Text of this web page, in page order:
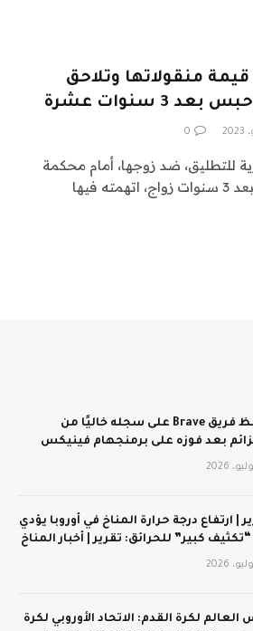
منقولاتها وتلاحق
0
ضد زوجها، أمام محكمة
الأسرة بمصر الجديدة، بعد 3 سنوات زواج، اتهمته فيها
حافظ فريق Brave على سجله خاليًا من
بعد فوزه على برمنجهام فينيكس
| ارتفاع درجة حرارة المناخ في أوروبا يؤدي
“تكثيف كبير” للحرائق: تقرير | أخبار المناخ
العالم لكرة القدم: الاتحاد الأوروبي لكرة